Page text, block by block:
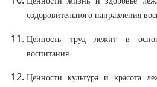
оздоровительного направления
Ценность труд лежит в
воспитания.
Ценности культура и красота